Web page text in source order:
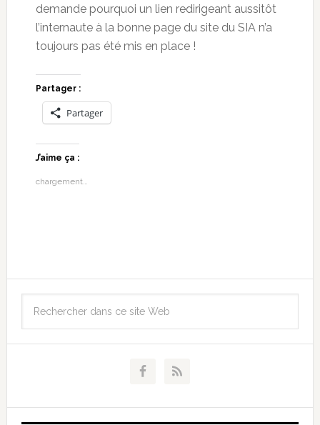
demande pourquoi un lien redirigeant aussitôt
l’internaute à la bonne page du site du SIA n’a
toujours pas été mis en place !
Partager :
Partager
J’aime ça :
chargement…